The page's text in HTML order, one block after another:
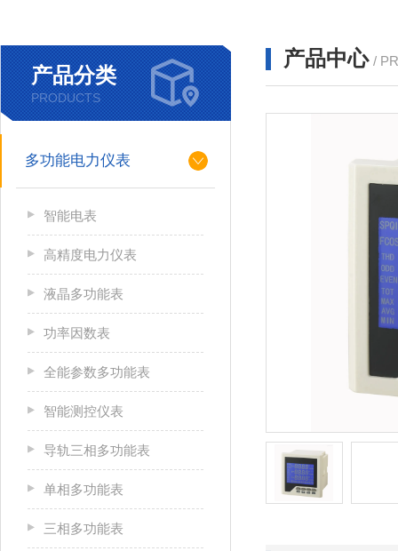
产品分类
PRODUCTS
多功能电力仪表
智能电表
高精度电力仪表
液晶多功能表
功率因数表
全能参数多功能表
智能测控仪表
导轨三相多功能表
单相多功能表
三相多功能表
产品中心 /